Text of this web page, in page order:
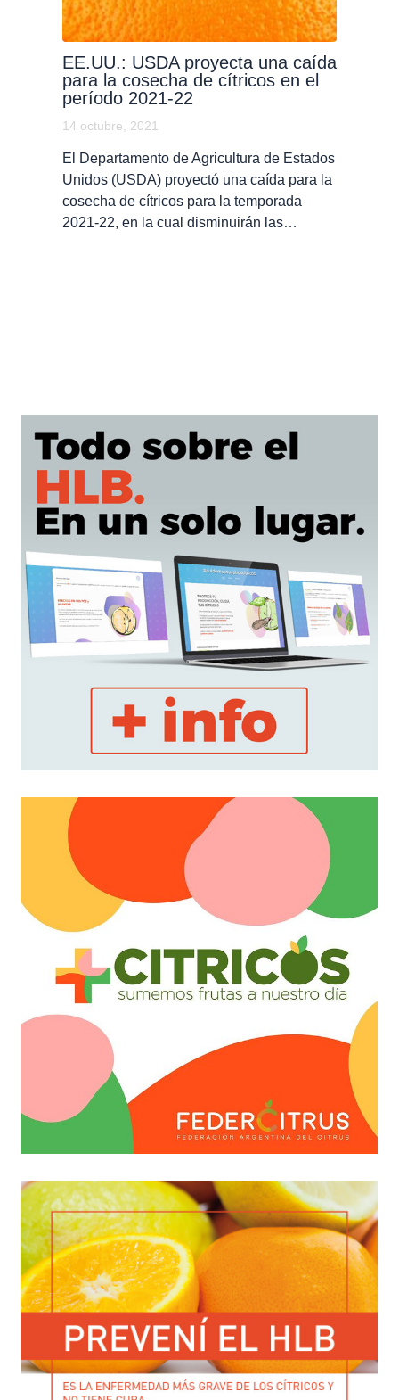
EE.UU.: USDA proyecta una caída
para la cosecha de cítricos en el
período 2021-22
14 octubre, 2021
El Departamento de Agricultura de Estados
Unidos (USDA) proyectó una caída para la
cosecha de cítricos para la temporada
2021-22, en la cual disminuirán las…